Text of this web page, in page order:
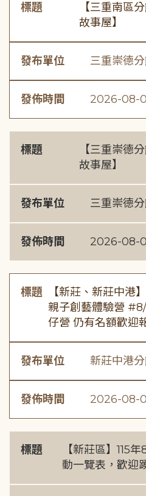
標題
【三重南區
故事屋】
發布單位 三重崇德
發佈時間 2026-08-
標題
【三重崇德
故事屋】
發布單位 三重崇德
發佈時間 2026-08-
標題
【新莊、新莊中港
親子創藝體驗營
仔營 仍有名額歡迎
發布單位 新莊中港
發佈時間 2026-08-
標題
【新莊區】115
動一覽表，歡迎